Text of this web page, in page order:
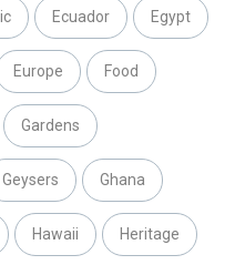
Ecuador Egypt
Europe Food
Gardens
Geysers Ghana
Hawaii Heritage